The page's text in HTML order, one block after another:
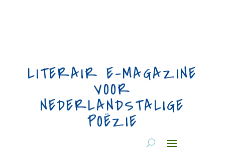
LITERAIR E-MAGAZINE
VOOR
NEDERLANDSTALIGE
POËZIE